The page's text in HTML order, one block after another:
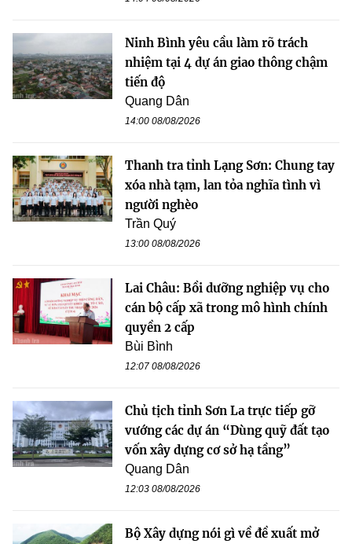
Ninh Bình yêu cầu làm rõ trách
nhiệm tại 4 dự án giao thông chậm
tiến độ
Quang Dân
14:00 08/08/2026
Thanh tra tỉnh Lạng Sơn: Chung tay
xóa nhà tạm, lan tỏa nghĩa tình vì
người nghèo
Trần Quý
13:00 08/08/2026
Lai Châu: Bồi dưỡng nghiệp vụ cho
cán bộ cấp xã trong mô hình chính
quyền 2 cấp
Bùi Bình
12:07 08/08/2026
Chủ tịch tỉnh Sơn La trực tiếp gỡ
vướng các dự án “Dùng quỹ đất tạo
vốn xây dựng cơ sở hạ tầng”
Quang Dân
12:03 08/08/2026
Bộ Xây dựng nói gì về đề xuất mở